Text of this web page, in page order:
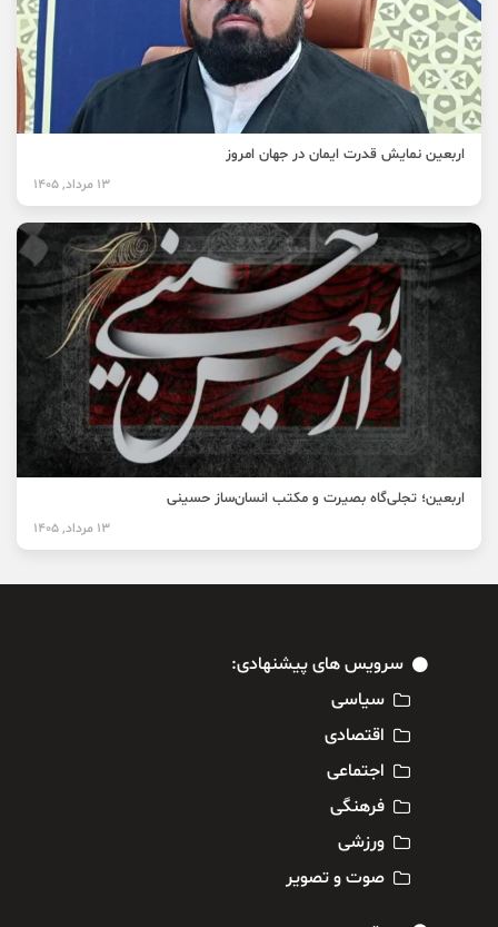
اربعین نمایش قدرت ایمان در جهان امروز
13 مرداد, 1405
اربعین؛ تجلی‌گاه بصیرت و مکتب انسان‌ساز حسینی
13 مرداد, 1405
سرویس های پیشنهادی:
سیاسی
اقتصادی
اجتماعی
فرهنگی
ورزشی
صوت و تصویر